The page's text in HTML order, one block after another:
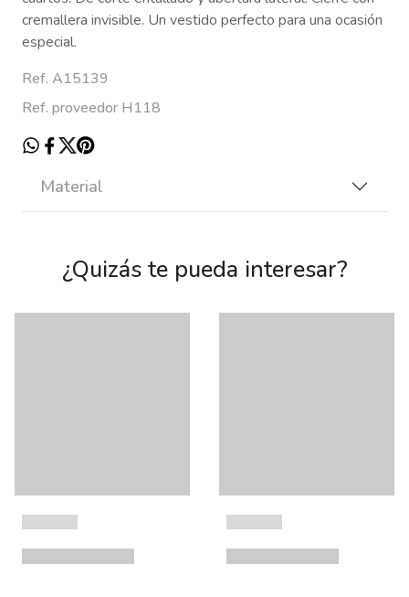
cremallera invisible. Un vestido perfecto para una ocasión
especial.
Ref. A15139
Ref. proveedor H118
Material
¿Quizás te pueda interesar?